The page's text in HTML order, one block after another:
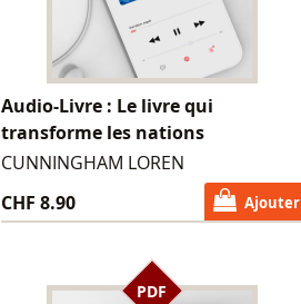
Audio-Livre : Le livre qui
transforme les nations
CUNNINGHAM LOREN
CHF 8.90
Ajouter
PDF